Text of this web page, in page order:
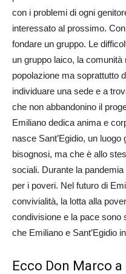
con i problemi di ogni
interessato al prossimo.
fondare un gruppo. Le
un gruppo laico, la
popolazione ma soprattutto
individuare una sede e a
che non abbandonino il
Emiliano dedica anima e
nasce Sant’Egidio, un
bisognosi, ma che è allo
sociali. Durante la
per i poveri. Nel futuro di
convivialità, la lotta alla
condivisione e la pace sono
che Emiliano e Sant’Egidio
Ecco Don Marco